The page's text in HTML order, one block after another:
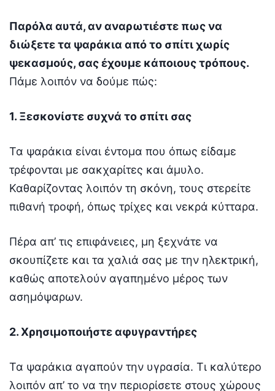
Παρόλα αυτά, αν αναρωτιέστε πως να
διώξετε τα ψαράκια από το σπίτι χωρίς
ψεκασμούς, σας έχουμε κάποιους τρόπους.
Πάμε λοιπόν να δούμε πώς:
1. Ξεσκονίστε συχνά το σπίτι σας
Τα ψαράκια είναι έντομα που όπως είδαμε
τρέφονται με σακχαρίτες και άμυλο.
Καθαρίζοντας λοιπόν τη σκόνη, τους στερείτε
πιθανή τροφή, όπως τρίχες και νεκρά κύτταρα.
Πέρα απ’ τις επιφάνειες, μη ξεχνάτε να
σκουπίζετε και τα χαλιά σας με την ηλεκτρική,
καθώς αποτελούν αγαπημένο μέρος των
ασημόψαρων.
2. Χρησιμοποιήστε αφυγραντήρες
Τα ψαράκια αγαπούν την υγρασία. Τι καλύτερο
λοιπόν απ’ το να την περιορίσετε στους χώρους